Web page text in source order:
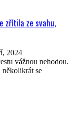
zřítila ze svahu,
2024
vážnou nehodou.
se